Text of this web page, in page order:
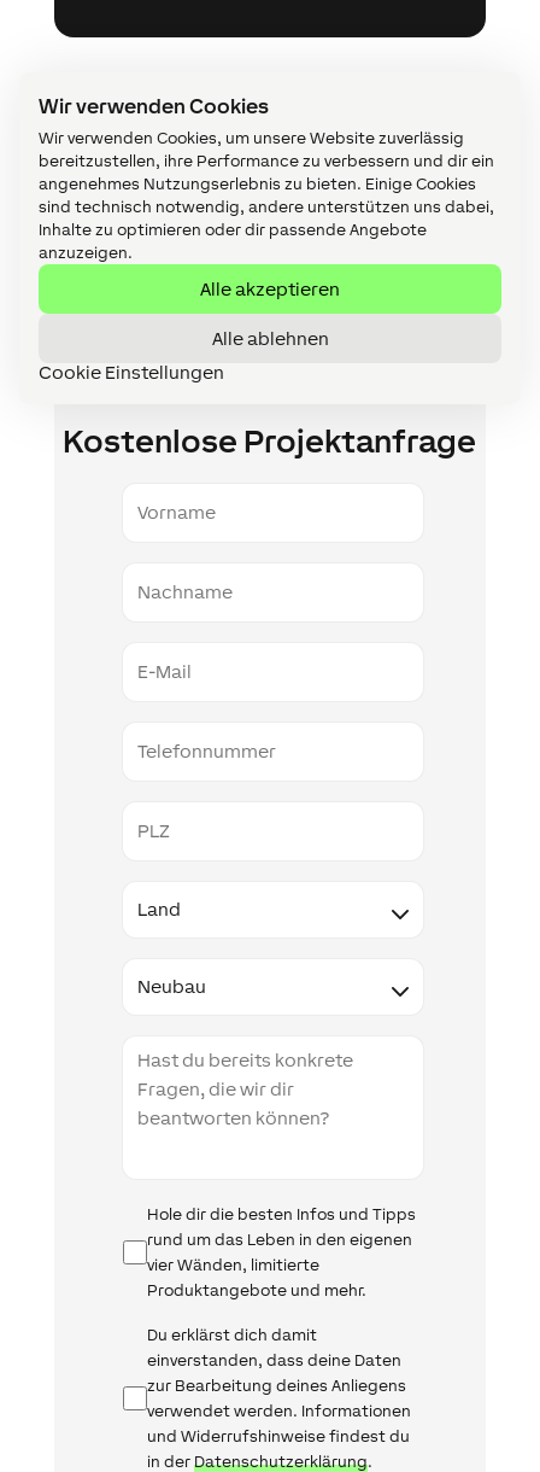
Wir verwenden Cookies
Wir verwenden Cookies, um unsere Website zuverlässig
bereitzustellen, ihre Performance zu verbessern und dir ein
angenehmes Nutzungserlebnis zu bieten. Einige Cookies
sind technisch notwendig, andere unterstützen uns dabei,
Inhalte zu optimieren oder dir passende Angebote
anzuzeigen.
Alle akzeptieren
Alle ablehnen
Cookie Einstellungen
A Loxone Partner werden
Werden Sie in nur 2 Minuten Loxone
Kostenlose Projektanfrage
Mail
Infomail
Hole dir die besten Infos und Tipps
rund um das Leben in den eigenen
vier Wänden, limitierte
Produktangebote und mehr.
Datenschutz
Du erklärst dich damit
einverstanden, dass deine Daten
zur Bearbeitung deines Anliegens
verwendet werden. Informationen
und Widerrufshinweise findest du
in der Datenschutzerklärung.